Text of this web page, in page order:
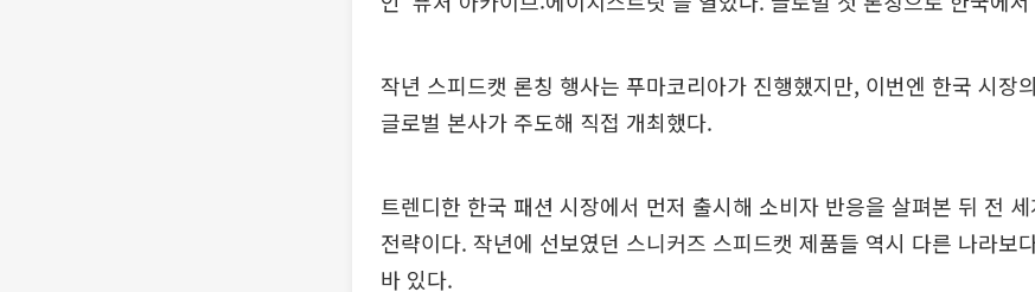
작년 스피드캣 론칭 행사는 푸마코리아가 진행했지만, 이번엔 한국 시장
글로벌 본사가 주도해 직접 개최했다.
트렌디한 한국 패션 시장에서 먼저 출시해 소비자 반응을 살펴본 뒤 전
전략이다. 작년에 선보였던 스니커즈 스피드캣 제품들 역시 다른 나라보
바 있다.